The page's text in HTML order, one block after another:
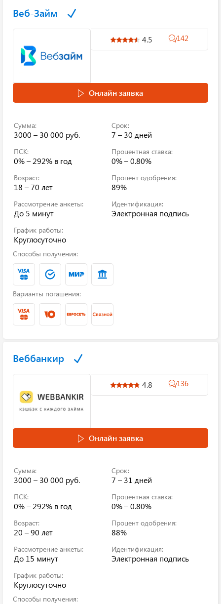
Веб-Займ
4.5 142
Онлайн заявка
Сумма:
3000 – 30 000 руб.
Срок:
7 – 30 дней
ПСК:
0% – 292% в год
Процентная ставка:
0% – 0.80%
Возраст:
18 – 70 лет
Процент одобрения:
89%
Рассмотрение анкеты:
До 5 минут
Идентификация:
Электронная подпись
График работы:
Круглосуточно
Способы получения:
Варианты погашения:
Веббанкир
4.8 136
Онлайн заявка
Сумма:
3000 – 30 000 руб.
Срок:
7 – 31 дней
ПСК:
0% – 292% в год
Процентная ставка:
0% – 0.80%
Возраст:
20 – 90 лет
Процент одобрения:
88%
Рассмотрение анкеты:
До 15 минут
Идентификация:
Электронная подпись
График работы:
Круглосуточно
Способы получения: